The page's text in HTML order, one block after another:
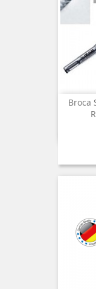
Broca